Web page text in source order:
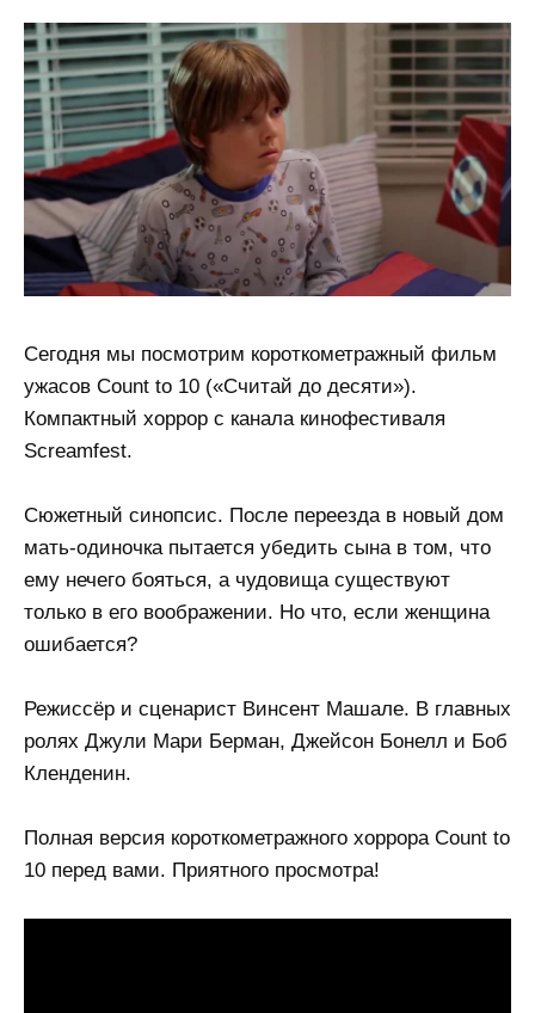
Сегодня мы посмотрим короткометражный фильм
ужасов Count to 10 («Считай до десяти»).
Компактный хоррор с канала кинофестиваля
Screamfest.
Сюжетный синопсис. После переезда в новый дом
мать-одиночка пытается убедить сына в том, что
ему нечего бояться, а чудовища существуют
только в его воображении. Но что, если женщина
ошибается?
Режиссёр и сценарист Винсент Машале. В главных
ролях Джули Мари Берман, Джейсон Бонелл и Боб
Кленденин.
Полная версия короткометражного хоррора Count to
10 перед вами. Приятного просмотра!